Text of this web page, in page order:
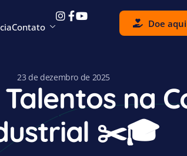
Contato Doe aqui
23 de dezembro de 2025
na
✂️🎓